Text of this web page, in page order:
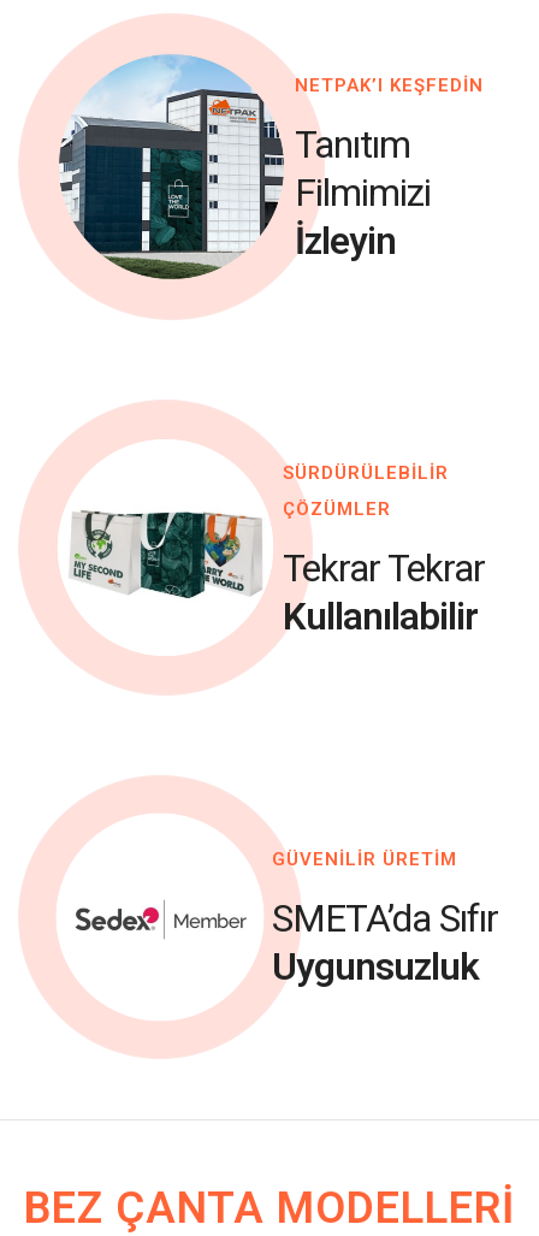
NETPAK’I KEŞFEDİN
Tanıtım
Filmimizi
İzleyin
SÜRDÜRÜLEBİLİR
ÇÖZÜMLER
Tekrar Tekrar
Kullanılabilir
GÜVENİLİR ÜRETİM
SMETA’da Sıfır
Uygunsuzluk
BEZ ÇANTA MODELLERI